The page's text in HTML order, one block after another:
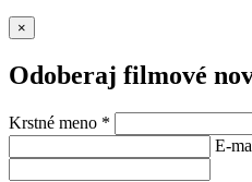
×
Odoberaj filmové
Krstné meno *
E-